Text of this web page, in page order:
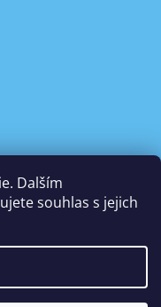
Dalším
souhlas s jejich
reklamace